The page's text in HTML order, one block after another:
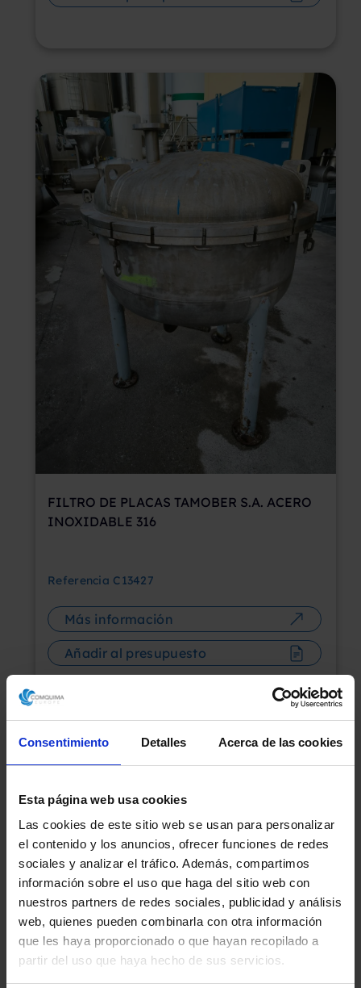
Consentimiento Detalles Acerca de las cookies
Esta página web usa cookies
Las cookies de este sitio web se usan para personalizar
el contenido y los anuncios, ofrecer funciones de redes
sociales y analizar el tráfico. Además, compartimos
información sobre el uso que haga del sitio web con
nuestros partners de redes sociales, publicidad y análisis
web, quienes pueden combinarla con otra información
que les haya proporcionado o que hayan recopilado a
partir del uso que haya hecho de sus servicios.
FILTRO DE PLACAS TAMOBER S.A. ACERO
INOXIDABLE 316
Referencia C13427
Más información
Añadir al presupuesto